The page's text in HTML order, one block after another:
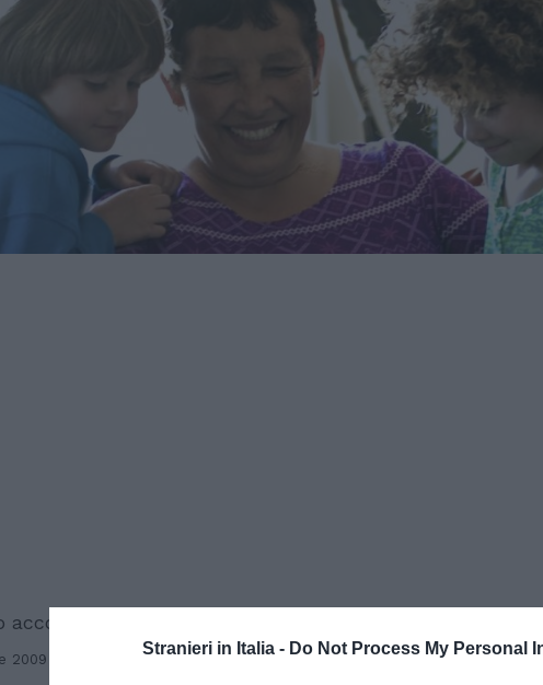
Stranieri in Italia - Do Not Process My Personal
accordo con l’Ausl per semplificazione burocratica
2009 – E’ stato firmato ieri pomeriggio a Palazzo Caprara dal prefetto di